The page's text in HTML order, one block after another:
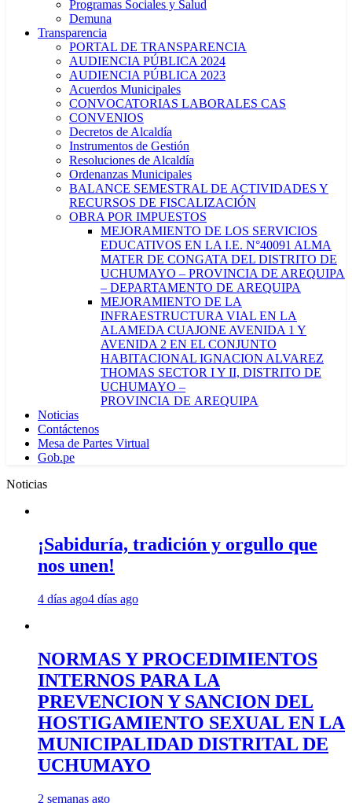
Programas Sociales y Salud
Demuna
Transparencia
PORTAL DE TRANSPARENCIA
AUDIENCIA PÚBLICA 2024
AUDIENCIA PÚBLICA 2023
Acuerdos Municipales
CONVOCATORIAS LABORALES CAS
CONVENIOS
Decretos de Alcaldía
Instrumentos de Gestión
Resoluciones de Alcaldía
Ordenanzas Municipales
BALANCE SEMESTRAL DE ACTIVIDADES Y
RECURSOS DE FISCALIZACIÓN
OBRA POR IMPUESTOS
MEJORAMIENTO DE LOS SERVICIOS
EDUCATIVOS EN LA I.E. N°40091 ALMA
MATER DE CONGATA DEL DISTRITO DE
UCHUMAYO – PROVINCIA DE AREQUIPA
– DEPARTAMENTO DE AREQUIPA
MEJORAMIENTO DE LA
INFRAESTRUCTURA VIAL EN LA
ALAMEDA CUAJONE AVENIDA 1 Y
AVENIDA 2 EN EL CONJUNTO
HABITACIONAL IGNACION ALVAREZ
THOMAS SECTOR I Y II, DISTRITO DE
UCHUMAYO –
PROVINCIA DE AREQUIPA
Noticias
Contáctenos
Mesa de Partes Virtual
Gob.pe
Noticias
¡Sabiduría, tradición y orgullo que
nos unen!
4 días ago4 días ago
NORMAS Y PROCEDIMIENTOS
INTERNOS PARA LA
PREVENCION Y SANCION DEL
HOSTIGAMIENTO SEXUAL EN LA
MUNICIPALIDAD DISTRITAL DE
UCHUMAYO
2 semanas ago